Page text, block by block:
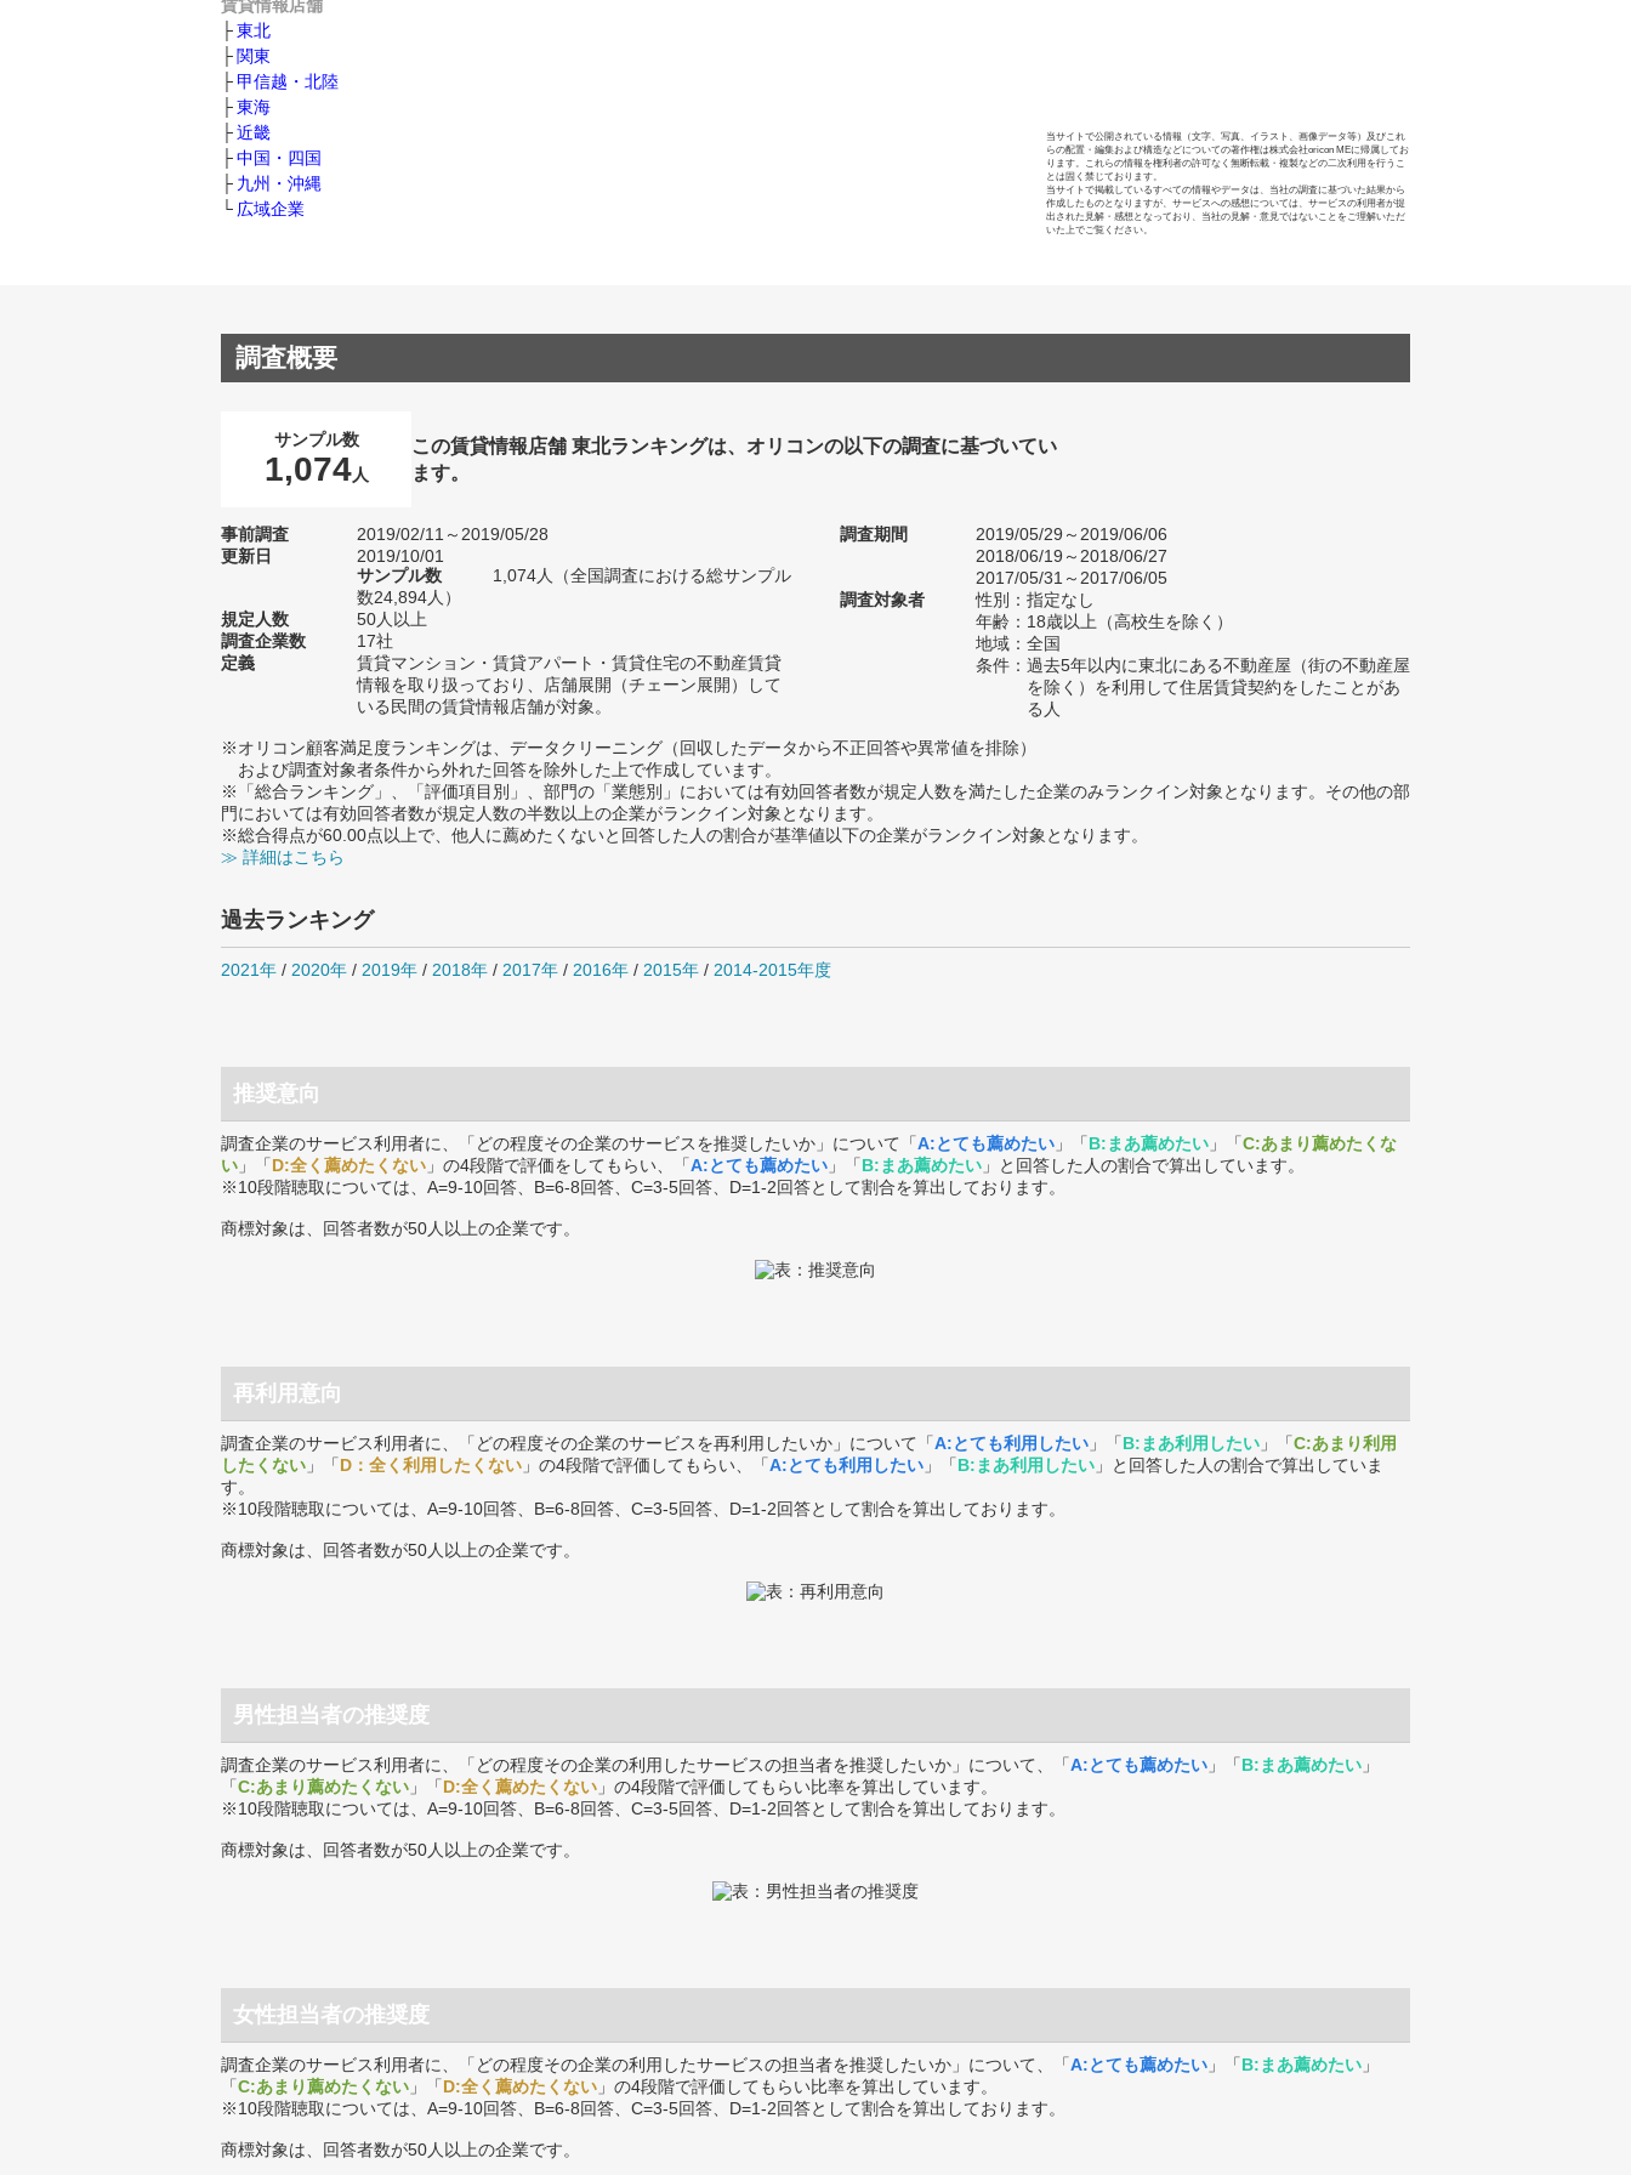
賃貸情報店舗
東北
関東
甲信越・北陸
東海
近畿
中国・四国
九州・沖縄
広域企業
当サイトで公開されている情報（文字、写真、イラスト、画像データ等）及びこれ
らの配置・編集および構造などについての著作権は株式会社oricon MEに帰属してお
ります。これらの情報を権利者の許可なく無断転載・複製などの二次利用を行うこ
とは固く禁じております。
当サイトで掲載しているすべての情報やデータは、当社の調査に基づいた結果から
作成したものとなりますが、サービスへの感想については、サービスの利用者が提
出された見解・感想となっており、当社の見解・意見ではないことをご理解いただ
いた上でご覧ください。
調査概要
サンプル数
1,074人
この賃貸情報店舗 東北ランキングは、オリコンの以下の調査に基づいてい
ます。
事前調査
2019/02/11～2019/05/28
更新日
2019/10/01
サンプル数
1,074人（全国調査における総サンプル
数24,894人）
規定人数
50人以上
調査企業数
17社
定義
賃貸マンション・賃貸アパート・賃貸住宅の不動産賃貸
情報を取り扱っており、店舗展開（チェーン展開）して
いる民間の賃貸情報店舗が対象。
調査期間
2019/05/29～2019/06/06
2018/06/19～2018/06/27
2017/05/31～2017/06/05
調査対象者
性別：指定なし
年齢：18歳以上（高校生を除く）
地域：全国
条件：過去5年以内に東北にある不動産屋（街の不動産屋
を除く）を利用して住居賃貸契約をしたことがあ
る人
※オリコン顧客満足度ランキングは、データクリーニング（回収したデータから不正回答や異常値を排除）
および調査対象者条件から外れた回答を除外した上で作成しています。
※「総合ランキング」、「評価項目別」、部門の「業態別」においては有効回答者数が規定人数を満たした企業のみランクイン対象となります。その他の部
門においては有効回答者数が規定人数の半数以上の企業がランクイン対象となります。
※総合得点が60.00点以上で、他人に薦めたくないと回答した人の割合が基準値以下の企業がランクイン対象となります。
≫ 詳細はこちら
過去ランキング
2021年 / 2020年 / 2019年 / 2018年 / 2017年 / 2016年 / 2015年 / 2014-2015年度
推奨意向
調査企業のサービス利用者に、「どの程度その企業のサービスを推奨したいか」について「A:とても薦めたい 」「B:まあ薦めたい 」「C:あまり薦めたくな
い 」「D:全く薦めたくない 」の4段階で評価をしてもらい、「A:とても薦めたい 」「B:まあ薦めたい 」と回答した人の割合で算出しています。
※10段階聴取については、A=9-10回答、B=6-8回答、C=3-5回答、D=1-2回答として割合を算出しております。
商標対象は、回答者数が50人以上の企業です。
再利用意向
調査企業のサービス利用者に、「どの程度その企業のサービスを再利用したいか」について「A:とても利用したい 」「B:まあ利用したい 」「C:あまり利用
したくない 」「D：全く利用したくない 」の4段階で評価してもらい、「A:とても利用したい 」「B:まあ利用したい 」と回答した人の割合で算出していま
す。
※10段階聴取については、A=9-10回答、B=6-8回答、C=3-5回答、D=1-2回答として割合を算出しております。
商標対象は、回答者数が50人以上の企業です。
男性担当者の推奨度
調査企業のサービス利用者に、「どの程度その企業の利用したサービスの担当者を推奨したいか」について、「A:とても薦めたい 」「B:まあ薦めたい 」
「C:あまり薦めたくない 」「D:全く薦めたくない 」の4段階で評価してもらい比率を算出しています。
※10段階聴取については、A=9-10回答、B=6-8回答、C=3-5回答、D=1-2回答として割合を算出しております。
商標対象は、回答者数が50人以上の企業です。
女性担当者の推奨度
調査企業のサービス利用者に、「どの程度その企業の利用したサービスの担当者を推奨したいか」について、「A:とても薦めたい 」「B:まあ薦めたい 」
「C:あまり薦めたくない 」「D:全く薦めたくない 」の4段階で評価してもらい比率を算出しています。
※10段階聴取については、A=9-10回答、B=6-8回答、C=3-5回答、D=1-2回答として割合を算出しております。
商標対象は、回答者数が50人以上の企業です。